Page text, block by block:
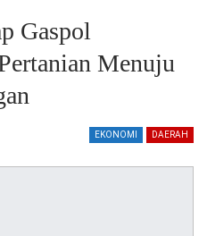
Gaspol
Menuju
EKONOMI DAERAH